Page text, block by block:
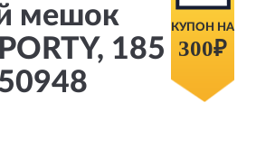
КУПОН НА
300₽
мешок
185 R,